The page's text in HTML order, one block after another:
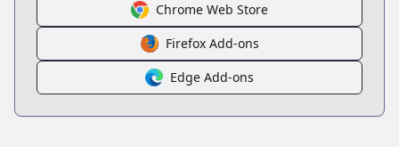
Chrome Web Store
Firefox Add-ons
Edge Add-ons